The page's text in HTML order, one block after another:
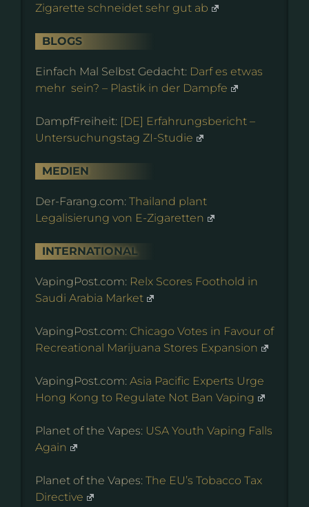
Zigarette schneidet sehr gut ab
BLOGS
Einfach Mal Selbst Gedacht: Darf es etwas
mehr sein? – Plastik in der Dampfe
DampfFreiheit: [DE] Erfahrungsbericht –
Untersuchungstag ZI-Studie
MEDIEN
Der-Farang.com: Thailand plant
Legalisierung von E-Zigaretten
INTERNATIONAL
VapingPost.com: Relx Scores Foothold in
Saudi Arabia Market
VapingPost.com: Chicago Votes in Favour of
Recreational Marijuana Stores Expansion
VapingPost.com: Asia Pacific Experts Urge
Hong Kong to Regulate Not Ban Vaping
Planet of the Vapes: USA Youth Vaping Falls
Again
Planet of the Vapes: The EU’s Tobacco Tax
Directive